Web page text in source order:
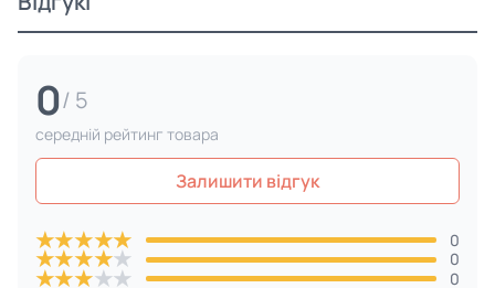
0/ 5
cередній рейтинг товара
Залишити відгук
★★★★★ 0
★★★★★ 0
★★★★★ 0